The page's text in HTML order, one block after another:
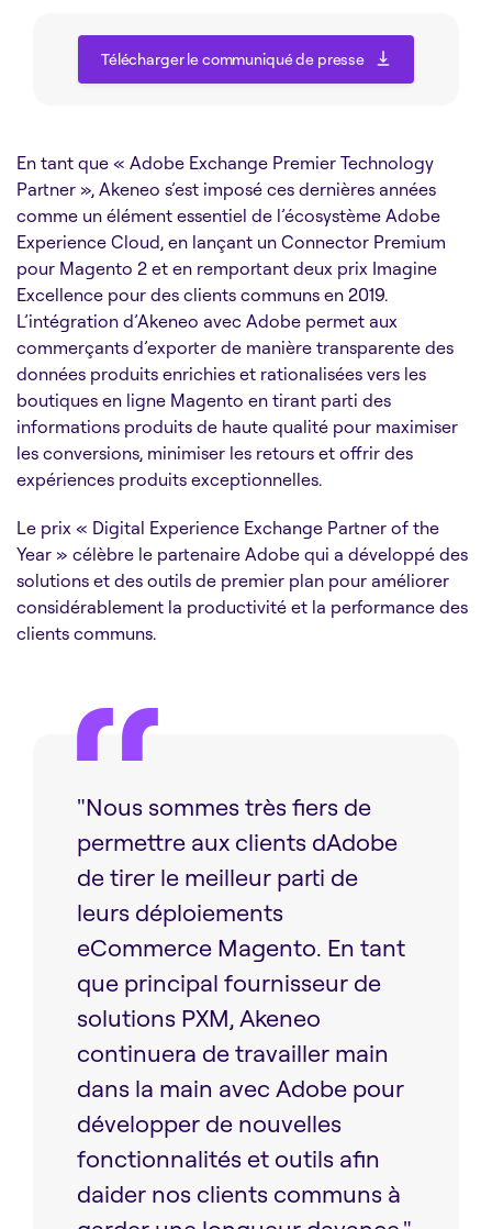
Télécharger le communiqué de presse
En tant que « Adobe Exchange Premier Technology
Partner », Akeneo s’est imposé ces dernières années
comme un élément essentiel de l’écosystème Adobe
Experience Cloud, en lançant un Connector Premium
pour Magento 2 et en remportant deux prix Imagine
Excellence pour des clients communs en 2019.
L’intégration d’Akeneo avec Adobe permet aux
commerçants d’exporter de manière transparente des
données produits enrichies et rationalisées vers les
boutiques en ligne Magento en tirant parti des
informations produits de haute qualité pour maximiser
les conversions, minimiser les retours et offrir des
expériences produits exceptionnelles.
Le prix « Digital Experience Exchange Partner of the
Year » célèbre le partenaire Adobe qui a développé des
solutions et des outils de premier plan pour améliorer
considérablement la productivité et la performance des
clients communs.
"Nous sommes très fiers de
permettre aux clients dAdobe
de tirer le meilleur parti de
leurs déploiements
eCommerce Magento. En tant
que principal fournisseur de
solutions PXM, Akeneo
continuera de travailler main
dans la main avec Adobe pour
développer de nouvelles
fonctionnalités et outils afin
daider nos clients communs à